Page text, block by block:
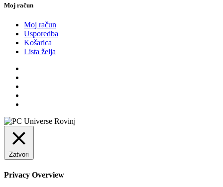
Moj račun
Moj račun
Usporedba
Košarica
Lista želja
Zatvori
Privacy Overview